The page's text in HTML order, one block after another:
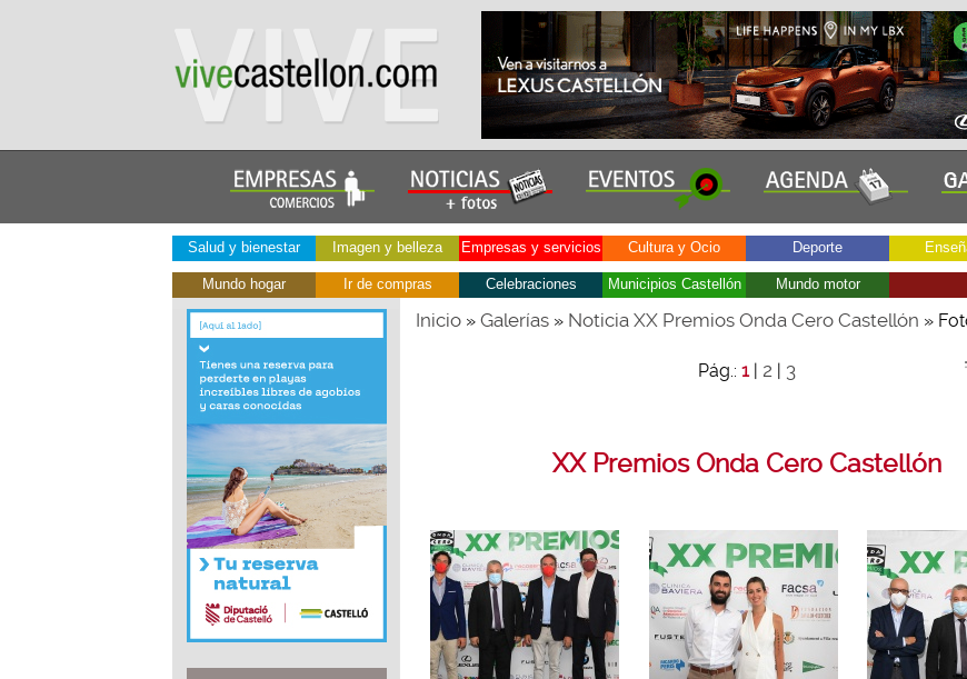
Salud y bienestar Imagen y belleza Empresas y servicios Cultura y Ocio Deporte
Mundo hogar Ir de compras Celebraciones Municipios Castellón Mundo motor
Inicio» Galerías» Noticia XX Premios Onda Cero Castellón »
Pág.: 1| 2 | 3
XX Premios Onda Cero Castellón